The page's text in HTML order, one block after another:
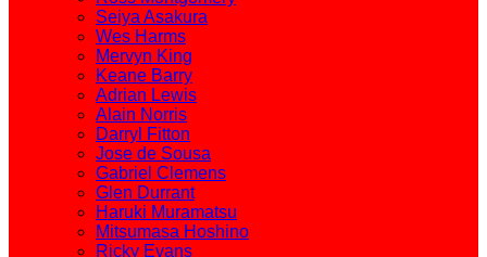
Seiya Asakura
Wes Harms
Mervyn King
Keane Barry
Adrian Lewis
Alain Norris
Darryl Fitton
Jose de Sousa
Gabriel Clemens
Glen Durrant
Haruki Muramatsu
Mitsumasa Hoshino
Ricky Evans